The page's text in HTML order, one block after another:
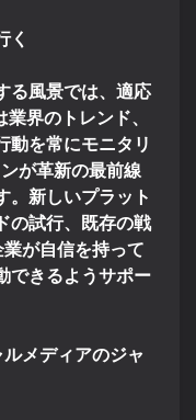
く
る風景では、適応
業界のトレンド、
動を常にモニタリ
が革新の最前線
。新しいプラット
の試行、既存の戦
が自信を持って
できるようサポー
メディアのジャ